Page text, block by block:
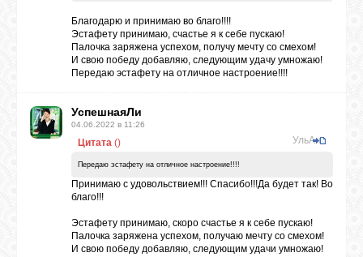
Благодарю и принимаю во благо!!!!
Эстафету принимаю, счастье я к себе пускаю!
Палочка заряжена успехом, получу мечту со смехом!
И свою победу добавляю, следующим удачу умножаю!
Передаю эстафету на отличное настроение!!!!
УспешнаяЛи
04.06.2022 в 11:26
Цитата УльАна
()
Передаю эстафету на отличное настроение!!!!
Принимаю с удовольствием!!! Спасибо!!!Да будет так! Во
благо!!!
Эстафету принимаю, скоро счастье я к себе пускаю!
Палочка заряжена успехом, получаю мечту со смехом!
И свою победу добавляю, следующим удачи умножаю!